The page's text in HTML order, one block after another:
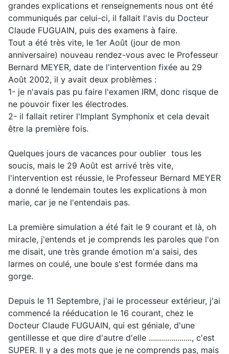
grandes explications et renseignements nous ont été
communiqués par celui-ci, il fallait l'avis du Docteur
Claude FUGUAIN, puis des examens à faire.
Tout a été très vite, le 1er Août (jour de mon
anniversaire) nouveau rendez-vous avec le Professeur
Bernard MEYER, date de l'intervention fixée au 29
Août 2002, il y avait deux problèmes :
1- je n'avais pas pu faire l'examen IRM, donc risque de
ne pouvoir fixer les électrodes.
2- il fallait retirer l'Implant Symphonix et cela devait
être la première fois.
Quelques jours de vacances pour oublier tous les
soucis, mais le 29 Août est arrivé très vite,
l'intervention est réussie, le Professeur Bernard MEYER
a donné le lendemain toutes les explications à mon
marie, car je ne l'entendais pas.
La première simulation a été fait le 9 courant et là, oh
miracle, j'entends et je comprends les paroles que l'on
me disait, une très grande émotion m'a saisi, des
larmes on coulé, une boule s'est formée dans ma
gorge.
Depuis le 11 Septembre, j'ai le processeur extérieur, j'ai
commencé la rééducation le 16 courant, chez le
Docteur Claude FUGUAIN, qui est géniale, d'une
gentillesse et que dire d'autre d'elle ....................., c'est
SUPER. Il y a des mots que je ne comprends pas, mais